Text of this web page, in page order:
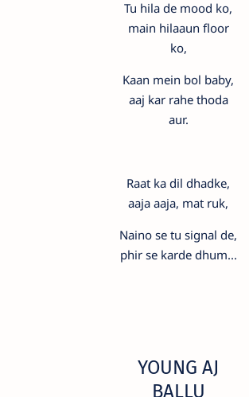
Tu hila de mood ko,
main hilaaun floor
ko,
Kaan mein bol baby,
aaj kar rahe thoda
aur.
Raat ka dil dhadke,
aaja aaja, mat ruk,
Naino se tu signal de,
phir se karde dhum...
YOUNG AJ
BALLU